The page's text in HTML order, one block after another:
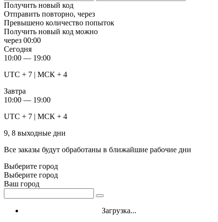
Получить новый код
Отправить повторно, через
Превышено количество попыток
Получить новый код можно
через 00:00
Сегодня
10:00 — 19:00
UTC + 7 | МСК + 4
Завтра
10:00 — 19:00
UTC + 7 | МСК + 4
9, 8 выходные дни
Все заказы будут обработаны в ближайшие рабочие дни
Выберите город
Выберите город
Ваш город
Загрузка...